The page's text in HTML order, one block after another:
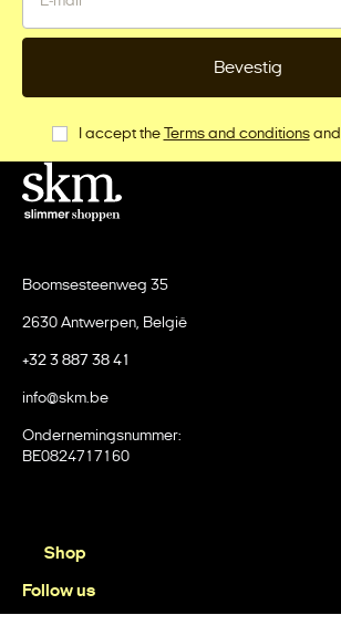
Bevestig
I accept the Terms and conditionsand
Boomsesteenweg 35
2630 Antwerpen, België
+32 3 887 38 41
info@skm.be
Ondernemingsnummer:
BE0824717160
Shop
Follow us